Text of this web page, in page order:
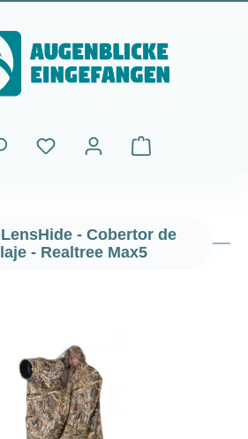
El carrito de
- Cobertor de
- Realtree Max5